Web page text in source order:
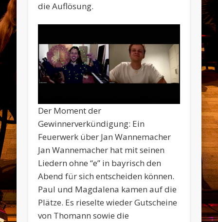
die Auflösung.
Der Moment der
Gewinnerverkündigung: Ein
Feuerwerk über Jan Wannemacher
Jan Wannemacher hat mit seinen
Liedern ohne “e” in bayrisch den
Abend für sich entscheiden können.
Paul und Magdalena kamen auf die
Plätze. Es rieselte wieder Gutscheine
von Thomann sowie die